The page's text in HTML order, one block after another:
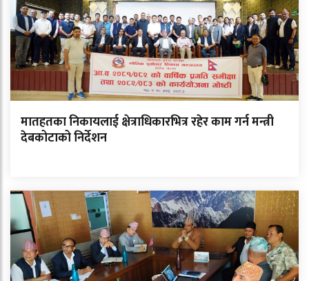
मातहतका निकायलाई क्षेत्राधिकारभित्र रहेर काम गर्न मन्त्री
देबकोटाको निर्देशन